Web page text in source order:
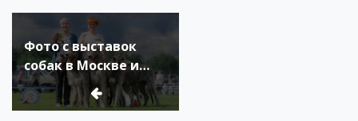
Навигация
по
записям
Фото с выставок
собак в Москве и
Подмосковье, лето
2025 года